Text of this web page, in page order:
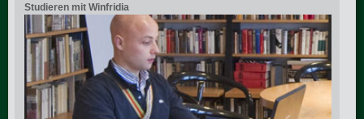
Studieren mit Winfridia